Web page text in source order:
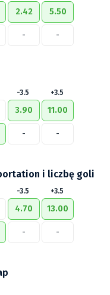
2.42 5.50
- -
-3.5 +3.5
3.90 11.00
- -
i liczbę goli
-3.5 +3.5
4.70 13.00
- -